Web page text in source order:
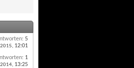
5
12:01
1
13:25